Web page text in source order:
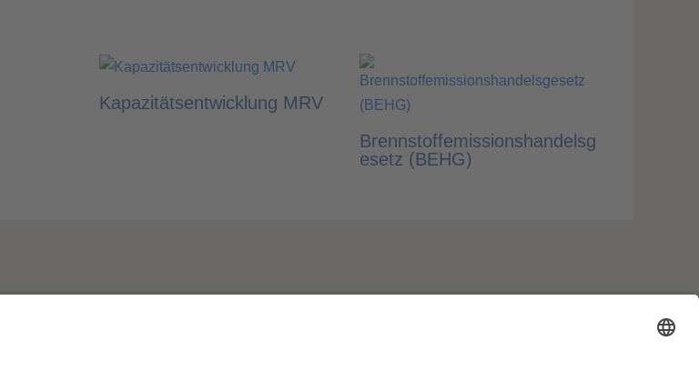
Kapazitätsentwicklung MRV
Brennstoffemissionshandelsg
esetz (BEHG)